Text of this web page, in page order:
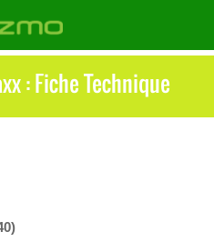
: Fiche Technique